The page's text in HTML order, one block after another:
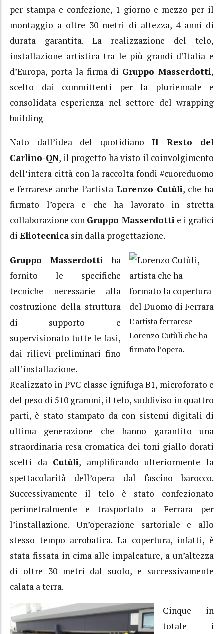
per stampa e confezione, 1 giorno e mezzo per il
montaggio a oltre 30 metri di altezza, 4 anni di
durata garantita. La realizzazione del telo,
installazione artistica tra le più grandi d’Italia e
d’Europa, porta la firma di Gruppo Masserdotti,
scelto dai committenti per la pluriennale e
consolidata esperienza nel settore del wrapping
building
Nato dall’idea del quotidiano Il Resto del
Carlino-QN, il progetto ha visto il coinvolgimento
dell’intera città con la raccolta fondi #cuoreduomo
e ferrarese anche l’artista Lorenzo Cutùli, che ha
firmato l’opera e che ha lavorato in stretta
collaborazione con Gruppo Masserdottie i grafici
di Eliotecnica sin dalla progettazione.
L’artista ferrarese
Lorenzo Cutùli che ha
firmato l’opera.
Gruppo Masserdotti ha
fornito le specifiche
tecniche necessarie alla
costruzione della struttura
di supporto e
supervisionato tutte le fasi,
dai rilievi preliminari fino
all’installazione.
Realizzato in PVC classe ignifuga B1, microforato e
del peso di 510 grammi, il telo, suddiviso in quattro
parti, è stato stampato da con sistemi digitali di
ultima generazione che hanno garantito una
straordinaria resa cromatica dei toni giallo dorati
scelti da Cutùli, amplificando ulteriormente la
spettacolarità dell’opera dal fascino barocco.
Successivamente il telo è stato confezionato
perimetralmente e trasportato a Ferrara per
l’installazione. Un’operazione sartoriale e allo
stesso tempo acrobatica. La copertura, infatti, è
stata fissata in cima alle impalcature, a un’altezza
di oltre 30 metri dal suolo, e successivamente
calata a terra.
Cinque in
totale i